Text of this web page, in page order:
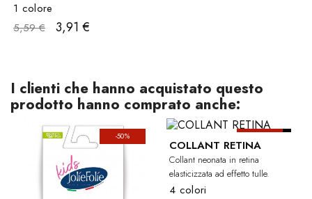
1 colore
5,59 €
3,91 €
I clienti che hanno acquistato questo
prodotto hanno comprato anche:
-50%
COLLANT RETINA
Collant neonata in retina
elasticizzata ad effetto tulle.
4 colori